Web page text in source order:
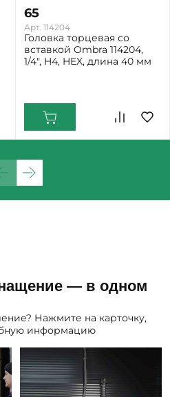
65
Арт. 114204
Головка торцевая со
вставкой Ombra 114204,
1/4", H4, HEX, длина 40 мм
— в одном
Нажмите на карточку,
информацию